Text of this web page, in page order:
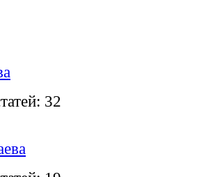
32